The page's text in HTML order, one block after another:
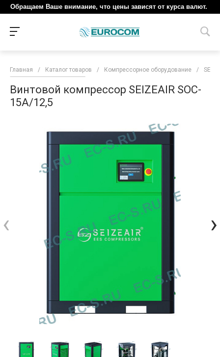
Обращаем Ваше внимание, что цены зависят от курса валют.
Главная / Каталог товаров / Компрессорное оборудование /
Винтовой компрессор SEIZEAIR SOC-
15A/12,5
‹ ›